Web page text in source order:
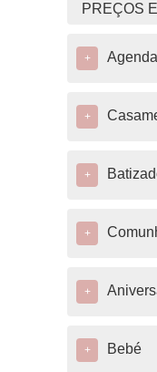
PREÇOS
+
+
+
+
+
+ Bebé